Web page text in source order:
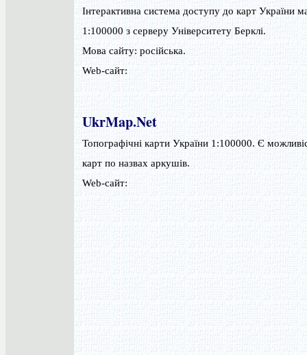
Інтерактивна система доступу до карт України
1:100000 з серверу Університету Берклі.
Мова сайту: російська.
Web-сайт:
UkrMap.Net
Топографічні карти України 1:100000. Є
карт по назвах аркушів.
Web-сайт: